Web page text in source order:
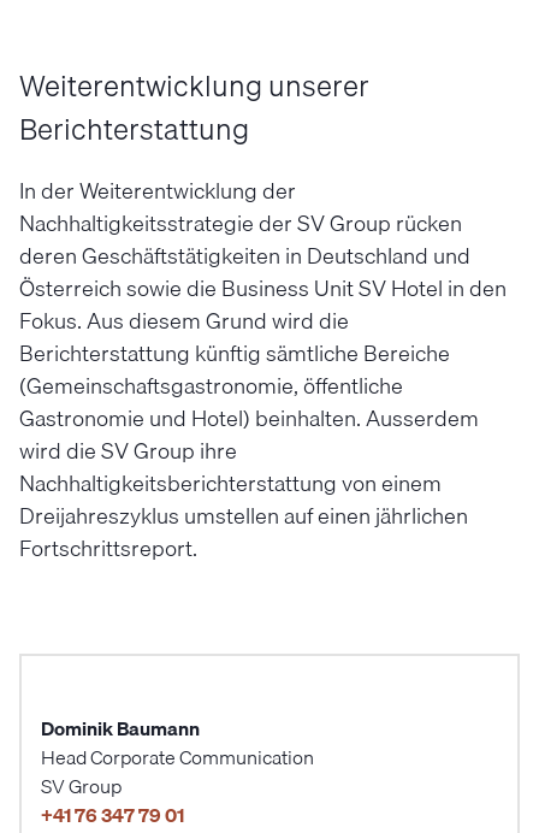
Weiterentwicklung unserer
Berichterstattung
In der Weiterentwicklung der
Nachhaltigkeitsstrategie der SV Group rücken
deren Geschäftstätigkeiten in Deutschland und
Österreich sowie die Business Unit SV Hotel in den
Fokus. Aus diesem Grund wird die
Berichterstattung künftig sämtliche Bereiche
(Gemeinschaftsgastronomie, öffentliche
Gastronomie und Hotel) beinhalten. Ausserdem
wird die SV Group ihre
Nachhaltigkeitsberichterstattung von einem
Dreijahreszyklus umstellen auf einen jährlichen
Fortschrittsreport.
Dominik Baumann
Head Corporate Communication
SV Group
+41 76 347 79 01